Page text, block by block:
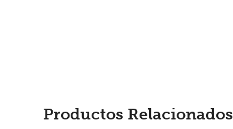
Productos Relacionados